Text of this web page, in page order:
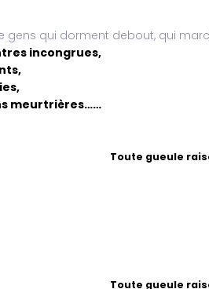
gens qui dorment debout, qui
incongrues,
meurtrières……
Toute gueule
Toute gueule